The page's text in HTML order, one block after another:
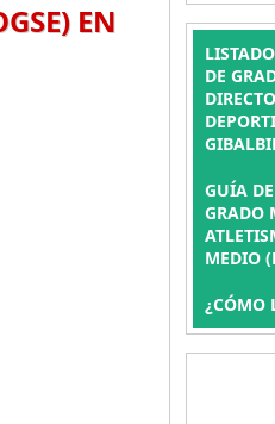
EN
DE
GUÍA
GRADO
MEDIO
¿CÓMO